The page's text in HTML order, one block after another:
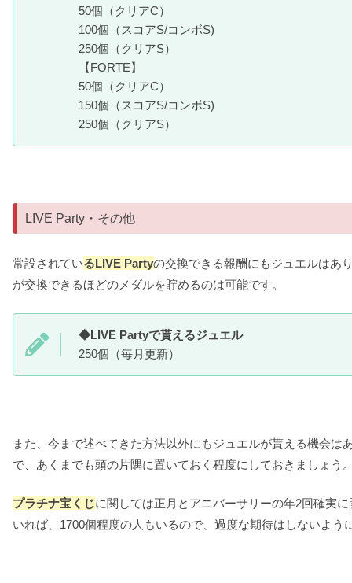
50個（クリアC）
100個（スコアS/コンボS)
250個（クリアS）
【FORTE】
50個（クリアC）
150個（スコアS/コンボS)
250個（クリアS）
LIVE Party・その他
常設されているLIVE Partyの交換できる報酬にもジュエルはあ
が交換できるほどのメダルを貯めるのは可能です。
◆LIVE Partyで貰えるジュエル
250個（毎月更新）
また、今まで述べてきた方法以外にもジュエルが貰える機会
で、あくまでも頭の片隅に置いておく程度にしておきましょう
プラチナ宝くじに関しては正月とアニバーサリーの年2回確実
いれば、1700個程度の人もいるので、過度な期待はしないよう